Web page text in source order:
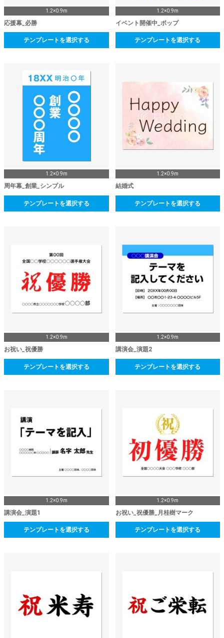
1.2×0.9m
応援幕_必勝
テンプレートを選択する
1.2×0.9m
イベント開催中_ポップ
テンプレートを選択する
1.2×0.9m
周年幕_創業_シンプル
テンプレートを選択する
1.2×0.9m
結婚式
テンプレートを選択する
1.2×0.9m
お祝い_祝優勝
テンプレートを選択する
1.2×0.9m
講演会_演題2
テンプレートを選択する
1.2×0.9m
講演会_演題1
テンプレートを選択する
1.2×0.9m
お祝い_祝優勝_月桂樹マーク
テンプレートを選択する